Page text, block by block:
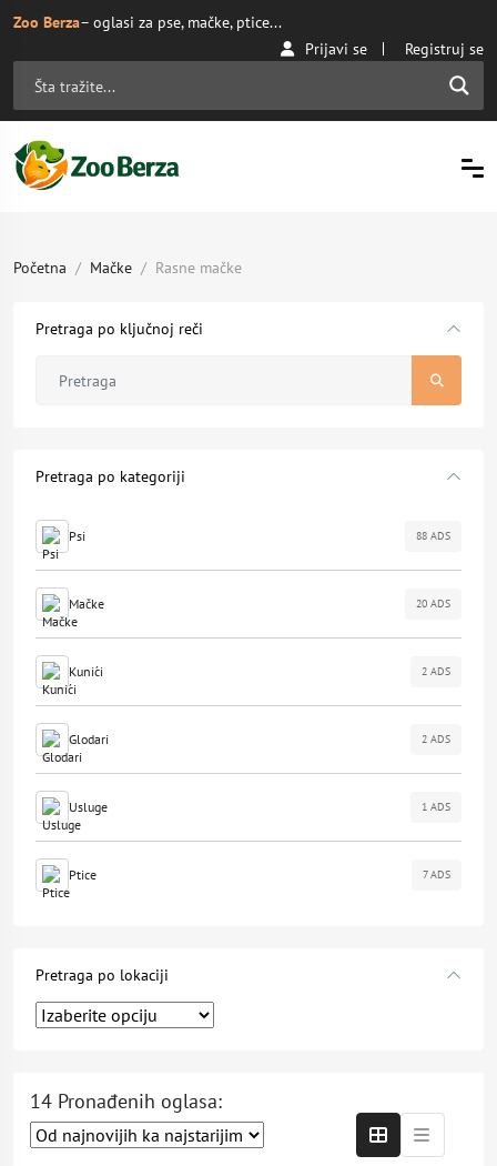
Zoo Berza– oglasi za pse, mačke, ptice...
Prijavi se
Registruj se
Početna Mačke Rasne mačke
Pretraga po ključnoj reči
Pretraga po kategoriji
Psi 88 ADS
Mačke 20 ADS
Kunići 2 ADS
Glodari 2 ADS
Usluge 1 ADS
Ptice 7 ADS
Pretraga po lokaciji
14 Pronađenih oglasa: